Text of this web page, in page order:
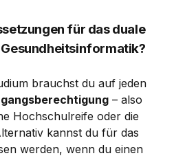
für das duale
brauchst du auf jeden
– also
Hochschulreife oder die
kannst du für das
werden, wenn du einen